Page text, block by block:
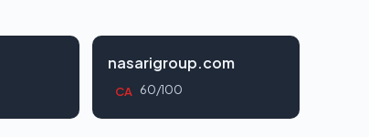
nasarigroup.com
CA 60/100